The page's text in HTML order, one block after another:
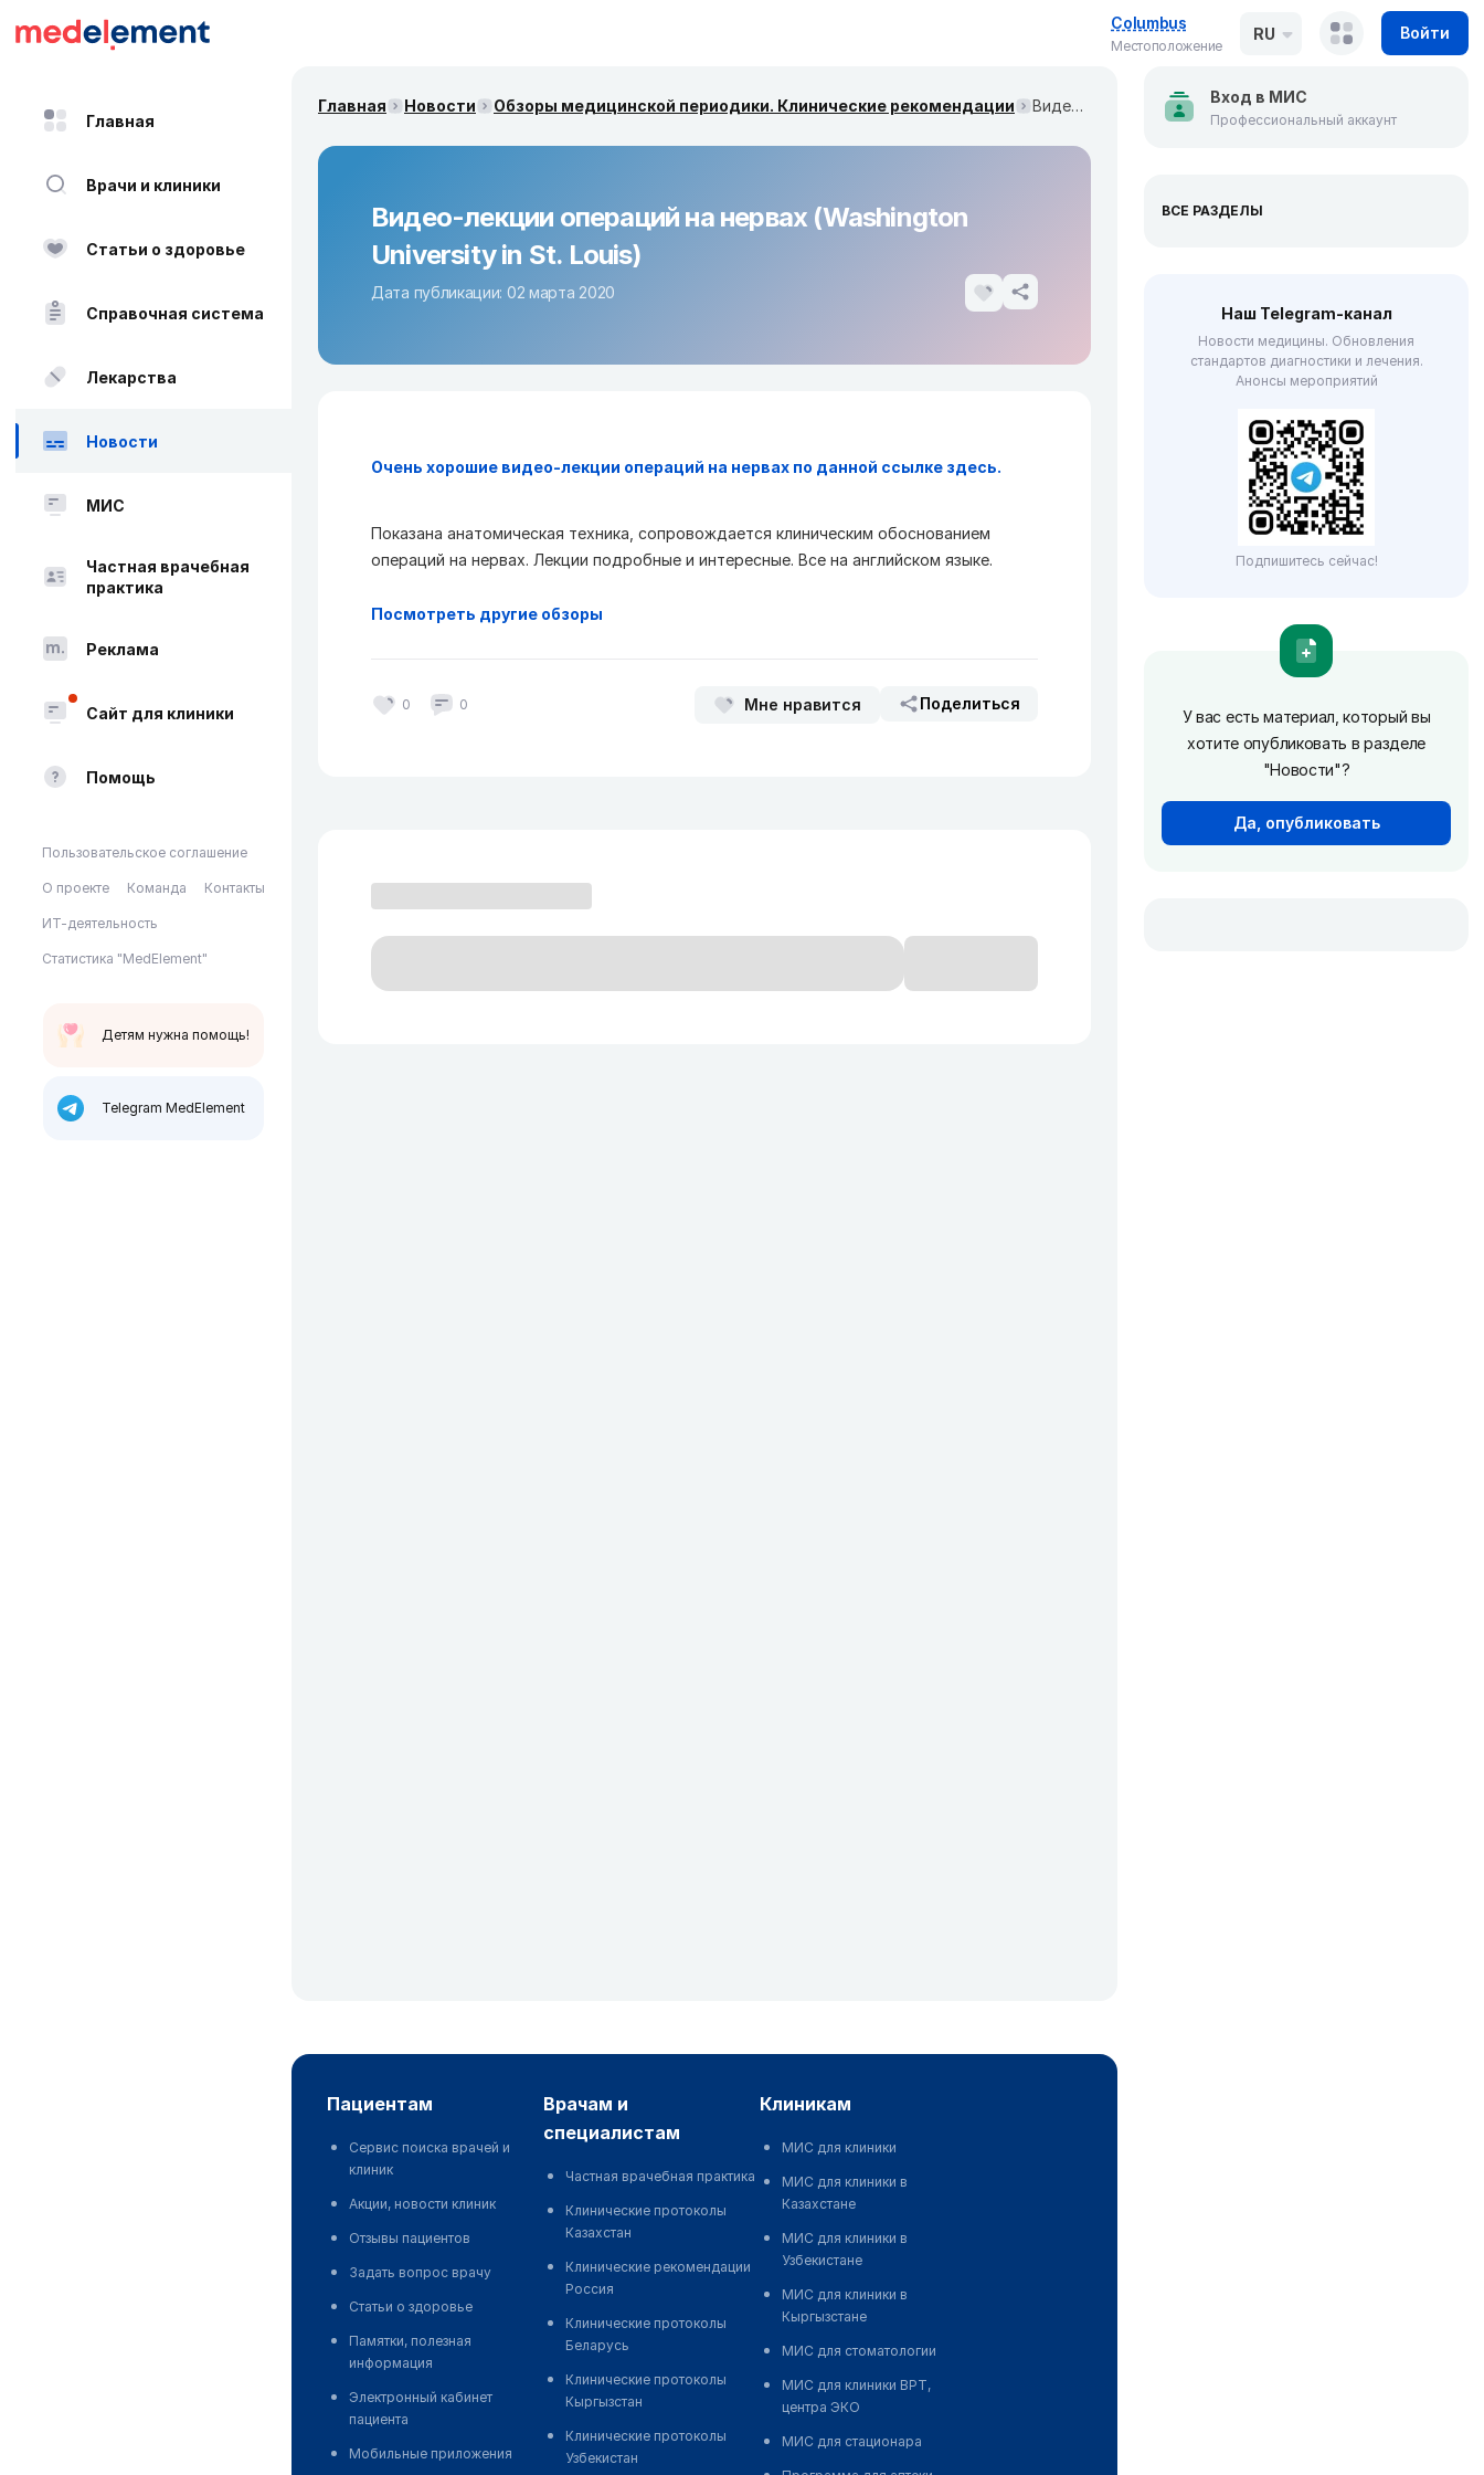
Columbus
Местоположение
RU Войти
Главная
Врачи и клиники
Статьи о здоровье
Справочная система
Лекарства
Новости
МИС
Частная врачебная
практика
Реклама
Сайт для клиники
Помощь
Пользовательское соглашение
О проекте Команда Контакты
ИТ-деятельность
Статистика "MedElement"
Детям нужна помощь!
Telegram MedElement
Главная Новости Обзоры медицинской периодики. Клинические рекомендации Видео-лекции операций на нервах (Washington University in St. Louis)
Видео-лекции операций на нервах (Washington
University in St. Louis)
Дата публикации: 02 марта 2020
Очень хорошие видео-лекции операций на нервах по данной ссылке здесь.
Показана анатомическая техника, сопровождается клиническим обоснованием
операций на нервах. Лекции подробные и интересные. Все на английском языке.
Посмотреть другие обзоры
0 0 Мне нравится Поделиться
пациентам
Сервис поиска врачей и
клиник
Акции, новости клиник
Отзывы пациентов
Задать вопрос врачу
Статьи о здоровье
Памятки, полезная
информация
Электронный кабинет
пациента
Мобильные приложения
врачам и
специалистам
Частная врачебная практика
Клинические протоколы
Казахстан
Клинические рекомендации
Россия
Клинические протоколы
Беларусь
Клинические протоколы
Кыргызстан
Клинические протоколы
Узбекистан
клиникам
МИС для клиники
МИС для клиники в
Казахстане
МИС для клиники в
Узбекистане
МИС для клиники в
Кыргызстане
МИС для стоматологии
МИС для клиники ВРТ,
центра ЭКО
МИС для стационара
Вход в МИС
Профессиональный аккаунт
ВСЕ РАЗДЕЛЫ
Наш Telegram-канал
Новости медицины. Обновления
стандартов диагностики и лечения.
Анонсы мероприятий
Подпишитесь сейчас!
У вас есть материал, который вы
хотите опубликовать в разделе
"Новости"?
Да, опубликовать